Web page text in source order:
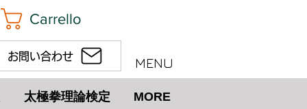
Carrello
お問い合わせ MENU
太極拳理論検定 MORE